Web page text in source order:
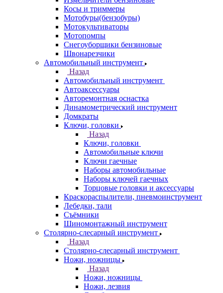
Косы и триммеры
Мотобуры(бензобуры)
Мотокультиваторы
Мотопомпы
Снегоуборщики бензиновые
Швонарезчики
Автомобильный инструмент
Назад
Автомобильный инструмент
Автоаксессуары
Авторемонтная оснастка
Динамометрический инструмент
Домкраты
Ключи, головки
Назад
Ключи, головки
Автомобильные ключи
Ключи гаечные
Наборы автомобильные
Наборы ключей гаечных
Торцовые головки и аксессуары
Краскораспылители, пневмоинструмент
Лебедки, тали
Съёмники
Шиномонтажный инструмент
Столярно-слесарный инструмент
Назад
Столярно-слесарный инструмент
Ножи, ножницы
Назад
Ножи, ножницы
Ножи, лезвия